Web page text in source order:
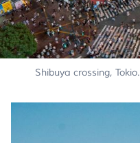
Shibuya crossing, Tokio.